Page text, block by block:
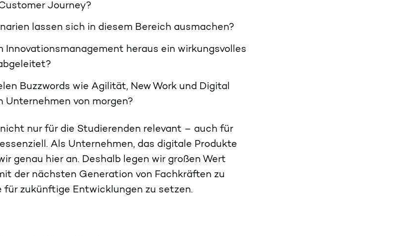
Journey?
lassen sich in diesem Bereich ausmachen?
Innovationsmanagement heraus ein wirkungsvolles
Buzzwords wie Agilität, New Work und Digital
Unternehmen von morgen?
nur für die Studierenden relevant – auch für
Als Unternehmen, das digitale Produkte
genau hier an. Deshalb legen wir großen Wert
der nächsten Generation von Fachkräften zu
für zukünftige Entwicklungen zu setzen.